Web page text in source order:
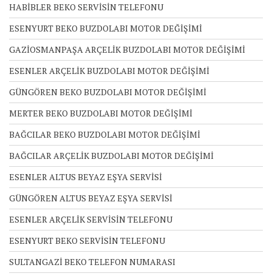
HABİBLER BEKO SERVİSİN TELEFONU
ESENYURT BEKO BUZDOLABI MOTOR DEĞİŞİMİ
GAZİOSMANPAŞA ARÇELİK BUZDOLABI MOTOR DEĞİŞİMİ
ESENLER ARÇELİK BUZDOLABI MOTOR DEĞİŞİMİ
GÜNGÖREN BEKO BUZDOLABI MOTOR DEĞİŞİMİ
MERTER BEKO BUZDOLABI MOTOR DEĞİŞİMİ
BAĞCILAR BEKO BUZDOLABI MOTOR DEĞİŞİMİ
BAĞCILAR ARÇELİK BUZDOLABI MOTOR DEĞİŞİMİ
ESENLER ALTUS BEYAZ EŞYA SERVİSİ
GÜNGÖREN ALTUS BEYAZ EŞYA SERVİSİ
ESENLER ARÇELİK SERVİSİN TELEFONU
ESENYURT BEKO SERVİSİN TELEFONU
SULTANGAZİ BEKO TELEFON NUMARASI